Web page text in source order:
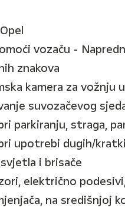
vozaču -
znakova
kamera za vožnju
suvozačevog
parkiranju, straga,
upotrebi dugih/
i brisače
električno
na središnjoj